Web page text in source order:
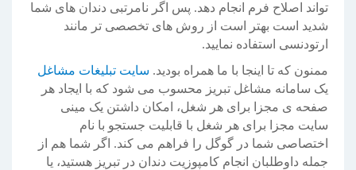
تواند اصلاح فرم انجام دهد. پس اگر نامرتبی دندان های شما
شدید است بهتر است از روش های تخصصی تر مانند
ارتودنسی استفاده نمایید.
ممنون که تا اینجا با ما همراه بودید. سایت تبلیغات مشاغل
یک سامانه مشاغل تبریز محسوب می شود که با ایجاد هر
صفحه ی مجزا برای هر شغل، امکان داشتن یک مینی
سایت مجزا برای هر شغل با قابلیت جستجو با نام
اختصاصی شما در گوگل را فراهم می کند. اگر شما هم از
جمله داوطلبان انجام کامپوزیت دندان در تبریز هستید، یا